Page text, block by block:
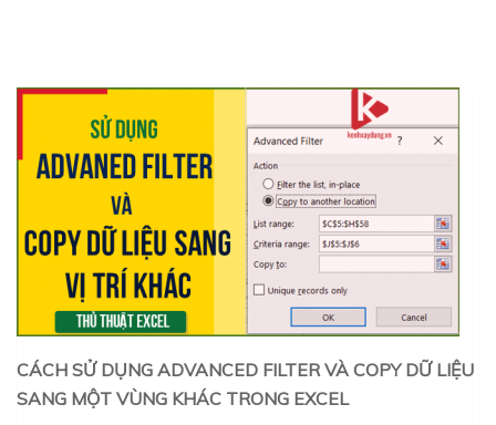
CÁCH SỬ DỤNG ADVANCED FILTER VÀ COPY DỮ LIỆU
SANG MỘT VÙNG KHÁC TRONG EXCEL